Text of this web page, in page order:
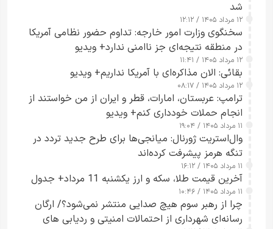
شد
۱۲ مرداد ۱۴۰۵ / ۱۲:۱۲
سخنگوی وزارت امور خارجه: تداوم حضور نظامی آمریکا
در منطقه نتیجه‌ای جز ناامنی ندارد+ ویدیو
۱۲ مرداد ۱۴۰۵ / ۱۱:۴۱
بقائی: الان مذاکره‌ای با آمریکا نداریم+ ویدیو
۱۲ مرداد ۱۴۰۵ / ۰۸:۱۷
ترامپ: عربستان، امارات، قطر و ایران از من خواستند از
انجام حملات خودداری کنم+ ویدیو
۱۱ مرداد ۱۴۰۵ / ۱۹:۰۴
وال‌استریت ژورنال: میانجی‌ها برای طرح جدید تردد در
تنگه هرمز پیشرفت کرده‌اند
۱۱ مرداد ۱۴۰۵ / ۱۶:۱۲
آخرین قیمت طلا، سکه و ارز یکشنبه 11 مرداد+ جدول
۱۱ مرداد ۱۴۰۵ / ۱۰:۴۶
چرا از رهبر سوم هیچ صدایی منتشر نمی‌شود؟/ ارگان
رسانه‌ای شهرداری از احتمالات امنیتی و ردیابی های